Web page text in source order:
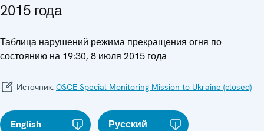
2015 года
Таблица нарушений режима прекращения огня по
состоянию на 19:30, 8 июля 2015 года
Источник: OSCE Special Monitoring Mission to Ukraine (closed)
English Русский